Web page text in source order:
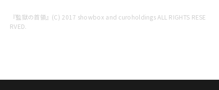
『監獄の首領』(C) 2017 showbox and curoholdings ALL RIGHTS RESE
RVED.